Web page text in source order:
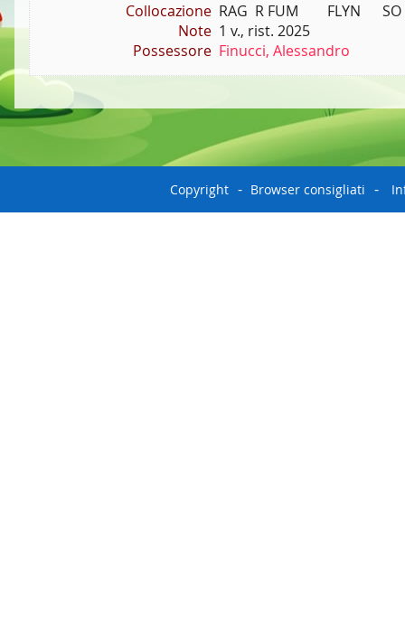
Collocazione RAG  R FUM        FLYN
Note 1 v., rist. 2025
Possessore Finucci, Alessandro
Copyright Browser consigliati